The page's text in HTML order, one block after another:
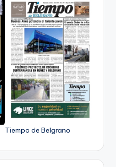
Tiempo de Belgrano